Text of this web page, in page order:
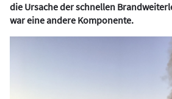
die Ursache der schnellen
war eine andere Komponente.